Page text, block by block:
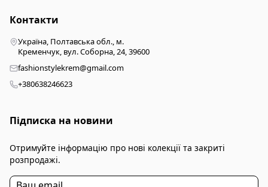
Контакти
Україна, Полтавська обл., м.
Кременчук, вул. Соборна, 24, 39600
fashionstylekrem@gmail.com
+380638246623
Підписка на новини
Отримуйте інформацію про нові колекції та закриті
розпродажі.